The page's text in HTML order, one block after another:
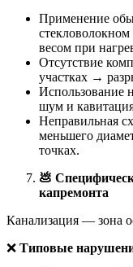
Применение
весом при
Отсутствие
участках →
Использование
шум и
Неправильная
меньшего
точках.
💩
капремонта
Канализация — зона
❌ Типовые